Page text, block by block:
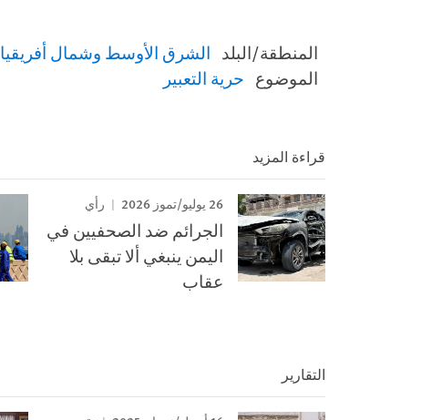
المنطقة/البلد الشرق الأوسط وشمال أفريقيا
الموضوع حرية التعبير
قراءة المزيد
26 يوليو/تموز 2026 رأي
الجرائم ضد الصحفيين في
اليمن ينبغي ألا تبقى بلا
عقاب
التقارير